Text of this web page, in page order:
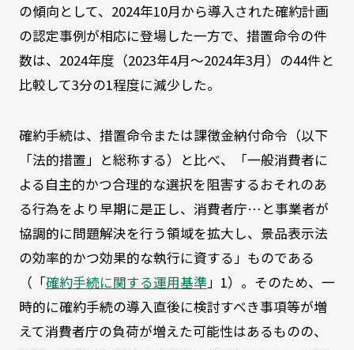
の傾向として、2024年10月から導入された確約計画
の認定事例が相応に登場した一方で、措置命令の件
数は、2024年度（2023年4月～2024年3月）の44件と
比較して3分の1程度に減少した。
確約手続は、措置命令または課徴金納付命令（以下
「法的措置」と総称する）と比べ、「一般消費者に
よる自主的かつ合理的な選択を阻害するおそれのあ
る行為をより早期に是正し、消費者庁…と事業者が
協調的に問題解決を行う領域を拡大し、景品表示法
の効率的かつ効果的な執行に資する」ものである
（「確約手続に関する運用基準」1）。そのため、一
時的に確約手続の導入直後に検討すべき事項等が増
えて消費者庁の負荷が増えた可能性はあるものの、